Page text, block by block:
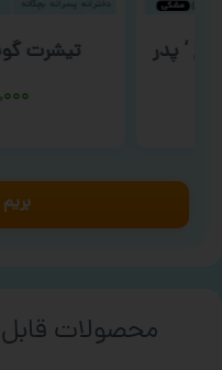
‘ پدر تیشرت
محصولات